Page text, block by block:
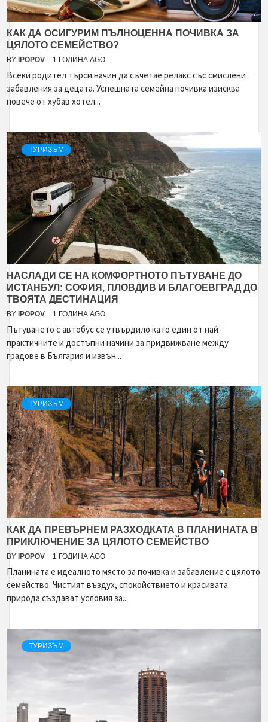
КАК ДА ОСИГУРИМ ПЪЛНОЦЕННА ПОЧИВКА ЗА
ЦЯЛОТО СЕМЕЙСТВО?
BY IPOPOV 1 ГОДИНА AGO
Всеки родител търси начин да съчетае релакс със смислени
забавления за децата. Успешната семейна почивка изисква
повече от хубав хотел...
ТУРИЗЪМ
НАСЛАДИ СЕ НА КОМФОРТНОТО ПЪТУВАНЕ ДО
ИСТАНБУЛ: СОФИЯ, ПЛОВДИВ И БЛАГОЕВГРАД ДО
ТВОЯТА ДЕСТИНАЦИЯ
BY IPOPOV 1 ГОДИНА AGO
Пътуването с автобус се утвърдило като един от най-
практичните и достъпни начини за придвижване между
градове в България и извън...
ТУРИЗЪМ
КАК ДА ПРЕВЪРНЕМ РАЗХОДКАТА В ПЛАНИНАТА В
ПРИКЛЮЧЕНИЕ ЗА ЦЯЛОТО СЕМЕЙСТВО
BY IPOPOV 1 ГОДИНА AGO
Планината е идеалното място за почивка и забавление с цялото
семейство. Чистият въздух, спокойствието и красивата
природа създават условия за...
ТУРИЗЪМ